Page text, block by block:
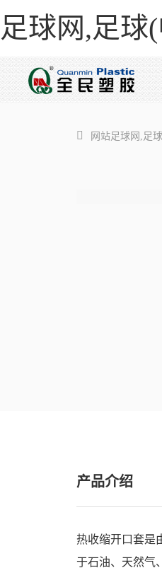
足球网,足球
网站足球网,足
产品介绍
热收缩开口套是
于石油、天然气